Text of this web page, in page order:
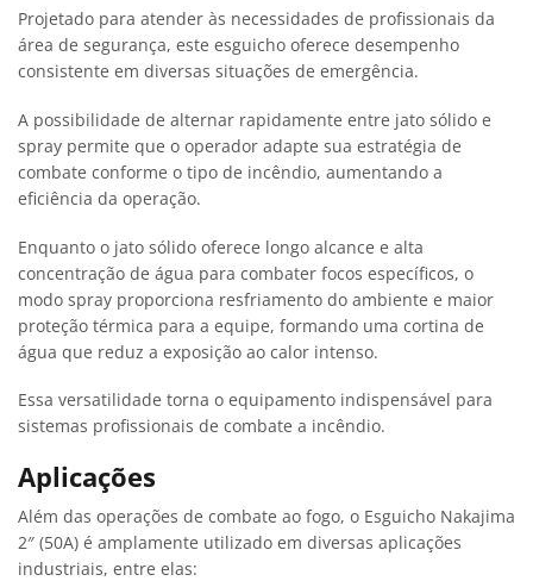
Projetado para atender às necessidades de profissionais da
área de segurança, este esguicho oferece desempenho
consistente em diversas situações de emergência.
A possibilidade de alternar rapidamente entre jato sólido e
spray permite que o operador adapte sua estratégia de
combate conforme o tipo de incêndio, aumentando a
eficiência da operação.
Enquanto o jato sólido oferece longo alcance e alta
concentração de água para combater focos específicos, o
modo spray proporciona resfriamento do ambiente e maior
proteção térmica para a equipe, formando uma cortina de
água que reduz a exposição ao calor intenso.
Essa versatilidade torna o equipamento indispensável para
sistemas profissionais de combate a incêndio.
Aplicações
Além das operações de combate ao fogo, o Esguicho Nakajima
2″ (50A) é amplamente utilizado em diversas aplicações
industriais, entre elas: